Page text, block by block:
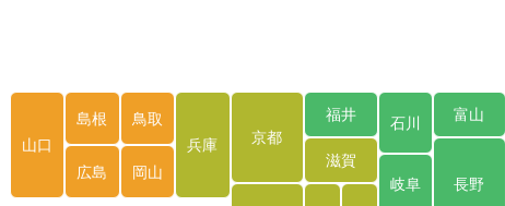
富山
石川
福井
長野
岐阜
京都
滋賀
兵庫
鳥取
岡山
島根
広島
山口